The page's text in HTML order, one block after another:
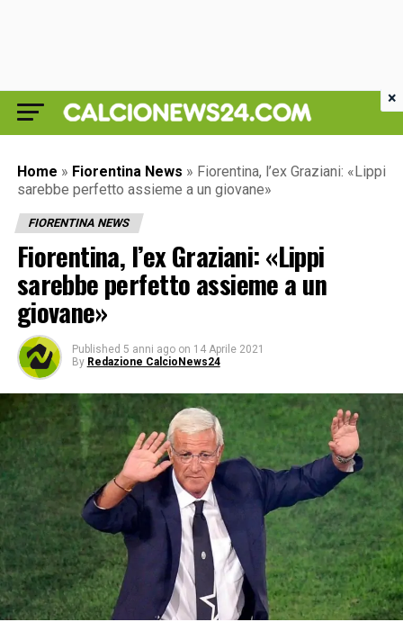
Home » Fiorentina News » Fiorentina, l’ex Graziani: «Lippi
sarebbe perfetto assieme a un giovane»
FIORENTINA NEWS
Fiorentina, l’ex Graziani: «Lippi
sarebbe perfetto assieme a un
giovane»
Published 5 anni ago on 14 Aprile 2021
By Redazione CalcioNews24
×